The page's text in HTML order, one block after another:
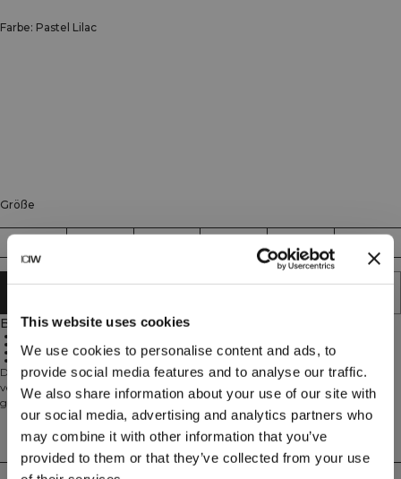
This website uses cookies
We use cookies to personalise content and ads, to
provide social media features and to analyse our traffic.
We also share information about your use of our site with
our social media, advertising and analytics partners who
may combine it with other information that you’ve
provided to them or that they’ve collected from your use
Farbe: Pastel Lilac
Größe
Beschreibung
Vier-Wege-Stretch
Hohe Taille
Define Seamless ist ist eine unserer beliebtesten Kollektionen, und man
versteht schnell, warum. Das nahtlose Material ist weich, dehnbar und
geschmeidig. Das Ergebnis ist Kleidung, die viel Bewegungsfreiheit und eine
tolle Passform bietet. Tights, Sport-BHs und Tops in mehreren trendigen
Farben ... Define Seamless ist deine Workout-Kollektion erster Wahl für die
meisten Sportarten. Material in Vierwege-Stretch in neuester Seamless-
Technologie für mehr Bewegungsfreiheit beim Workout. Dehnbares und
Technical Aspects